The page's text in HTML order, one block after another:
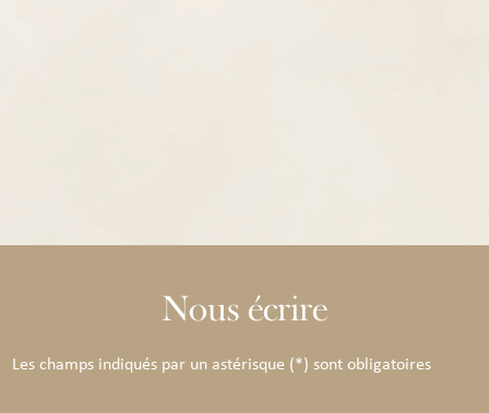
Nous écrire
Les champs indiqués par un astérisque (*) sont obligatoires